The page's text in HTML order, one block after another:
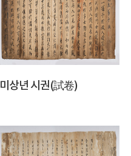
미상년 시권(試卷)